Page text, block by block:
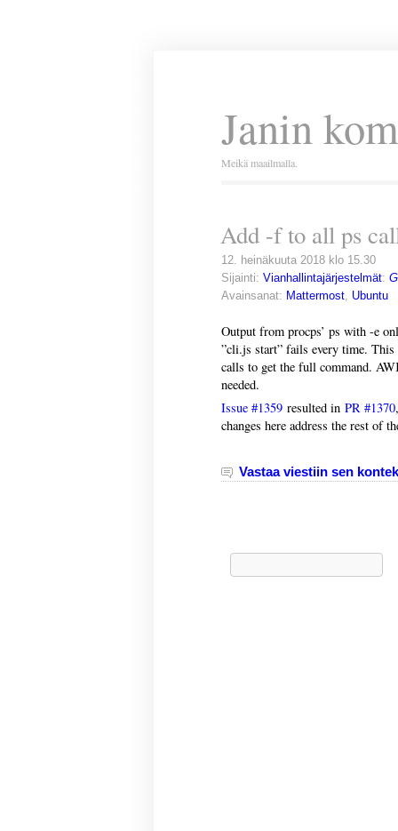
Janin
Meikä maailmalla.
Add -f to all ps
12. heinäkuuta 2018 klo 15.30
Sijainti: Vianhallintajärjestelmät:
Avainsanat: Mattermost, Ubuntu
Output from procps’ ps with -e
”cli.js start” fails every time.
calls to get the full command.
needed.
Issue #1359resulted in PR #1370
changes here address the rest of
Vastaa viestiin sen